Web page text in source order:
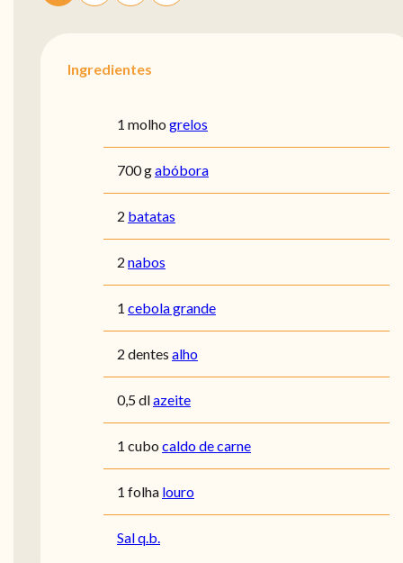
Ingredientes
1 molho grelos
700 gabóbora
2 batatas
2 nabos
1 cebola grande
2 dentes alho
0,5 dlazeite
1 cubo caldo de carne
1 folha louro
Sal q.b.